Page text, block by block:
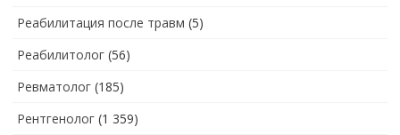
Реабилитация после травм (5)
Реабилитолог (56)
Ревматолог (185)
Рентгенолог (1 359)